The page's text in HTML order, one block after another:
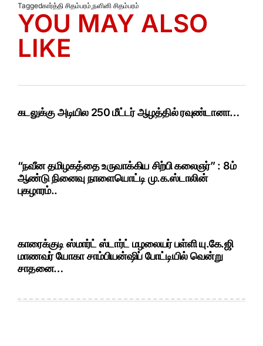
Taggedகார்த்தி சிதம்பரம் நளினி சிதம்பரம்
YOU MAY ALSO
LIKE
கடலுக்கு அடியில 250 மீட்டர் ஆழத்தில் ரவுண்டானா…
“நவீன தமிழகத்தை உருவாக்கிய சிற்பி கலைஞர்” : 8ம்
ஆண்டு நினைவு நாளையொட்டி மு.க.ஸ்டாலின்
புகழாரம்..
காரைக்குடி ஸ்மார்ட் ஸ்டார்ட் மழலையர் பள்ளி யு.கே.ஜி
மாணவர் யோகா சாம்பியன்ஷிப் போட்டியில் வென்று
சாதனை…